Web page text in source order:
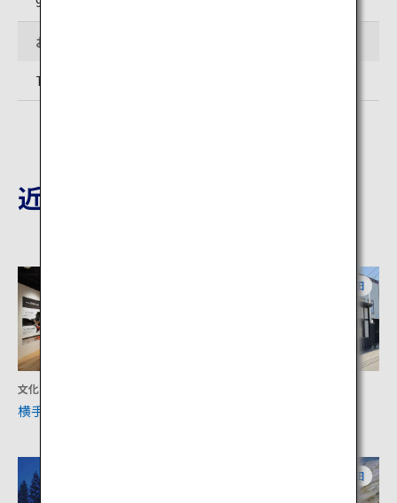
お問い合わせ先
TEL:0182-23-6331
近隣の観光地
文化
横手市増田まんが美術館
秋田
秋田